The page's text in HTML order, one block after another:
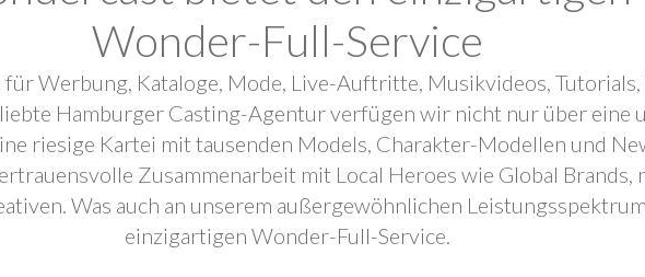
Wonder-Full-Service
Werbung, Kataloge, Mode, Live-Auftritte, Musikvideos, Tutorials,
Hamburger Casting-Agentur verfügen wir nicht nur über eine
riesige Kartei mit tausenden Models, Charakter-Modellen und
Zusammenarbeit mit Local Heroes wie Global Brands,
Was auch an unserem außergewöhnlichen
einzigartigen Wonder-Full-Service.